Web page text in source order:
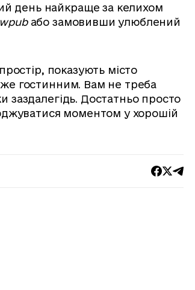
день найкраще за келихом
або замовивши улюблений
показують місто
гостинним. Вам не треба
заздалегідь. Достатньо просто
моментом у хорошій